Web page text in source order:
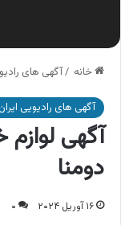
خانه /آگهی های
آگهی های رادیویی
آگهی
دومنا
۱۶ آوریل ۲۰۲۴ ۰